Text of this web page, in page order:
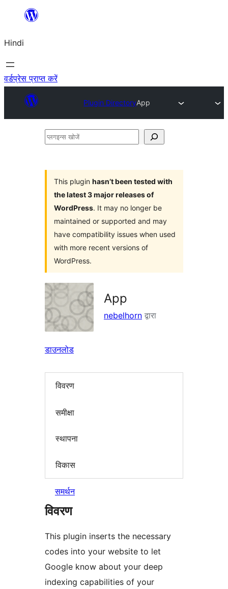
सामग्री
जाएं
Hindi
वर्डप्रेस प्राप्त करें
Plugin DirectoryApp
प्लगइन्स
This plugin hasn’t been tested with
the latest 3 major releases of
WordPress. It may no longer be
maintained or supported and may
have compatibility issues when used
with more recent versions of
WordPress.
App
nebelhorn द्वारा
डाउनलोड
विवरण
समीक्षा
स्थापना
विकास
समर्थन
विवरण
This plugin inserts the necessary
codes into your website to let
Google know about your deep
indexing capabilities of your